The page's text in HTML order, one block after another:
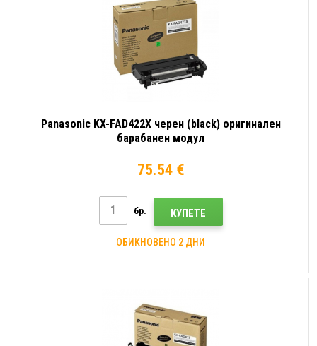
Panasonic KX-FAD422X черен (black) оригинален
барабанен модул
75.54 €
бр. КУПЕТЕ
ОБИКНОВЕНО 2 ДНИ